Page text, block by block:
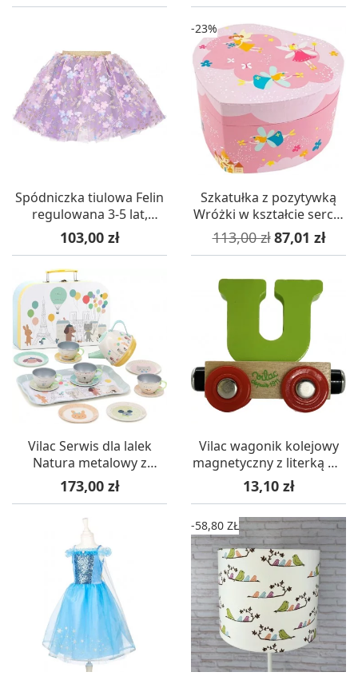
Spódniczka tiulowa Felin
regulowana 3-5 lat,
Souza!
Cena
103,00 zł
Szkatułka z pozytywką
Wróżki w kształcie serca,
Trousselier
Cena podstawowa
113,00 zł Cena
87,01 zł
-23%
Vilac Serwis dla lalek
Natura metalowy z
pozytywką +3
Cena
173,00 zł
Vilac wagonik kolejowy
magnetyczny z literką U -
różne kolory
Cena
13,10 zł
-58,80 ZŁ